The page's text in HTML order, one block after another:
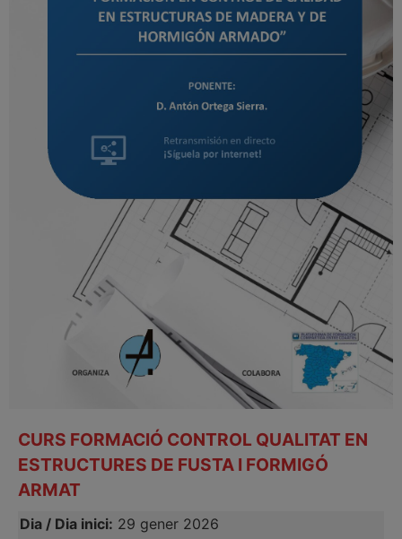
CURS FORMACIÓ CONTROL QUALITAT EN
ESTRUCTURES DE FUSTA I FORMIGÓ
ARMAT
Dia / Dia inici: 29 gener 2026